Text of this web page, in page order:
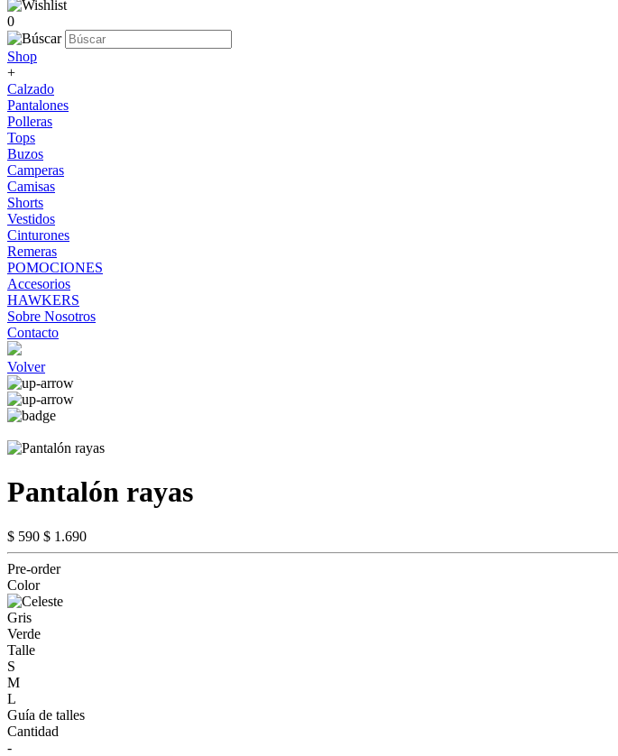
0
Shop
+
Calzado
Pantalones
Polleras
Tops
Buzos
Camperas
Camisas
Shorts
Vestidos
Cinturones
Remeras
POMOCIONES
Accesorios
HAWKERS
Sobre Nosotros
Contacto
Volver
Pantalón rayas
$ 590 $ 1.690
Pre-order
Color
Gris
Verde
Talle
S
M
L
Guía de talles
Cantidad
-